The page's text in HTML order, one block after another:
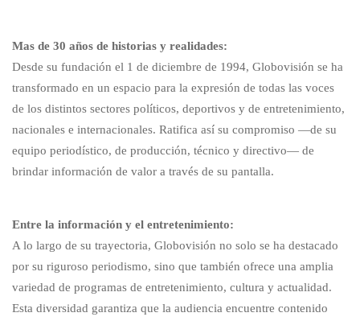
Mas de 30 años de historias y realidades:
Desde su fundación el 1 de diciembre de 1994, Globovisión se ha
transformado en un espacio para la expresión de todas las voces
de los distintos sectores políticos, deportivos y de entretenimiento,
nacionales e internacionales. Ratifica así su compromiso —de su
equipo periodístico, de producción, técnico y directivo— de
brindar información de valor a través de su pantalla.
Entre la información y el entretenimiento:
A lo largo de su trayectoria, Globovisión no solo se ha destacado
por su riguroso periodismo, sino que también ofrece una amplia
variedad de programas de entretenimiento, cultura y actualidad.
Esta diversidad garantiza que la audiencia encuentre contenido